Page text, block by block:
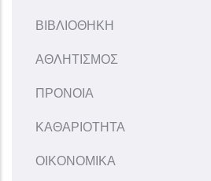
ΒΙΒΛΙΟΘΗΚΗ
ΑΘΛΗΤΙΣΜΟΣ
ΠΡΟΝΟΙΑ
ΚΑΘΑΡΙΟΤΗΤΑ
ΟΙΚΟΝΟΜΙΚΑ